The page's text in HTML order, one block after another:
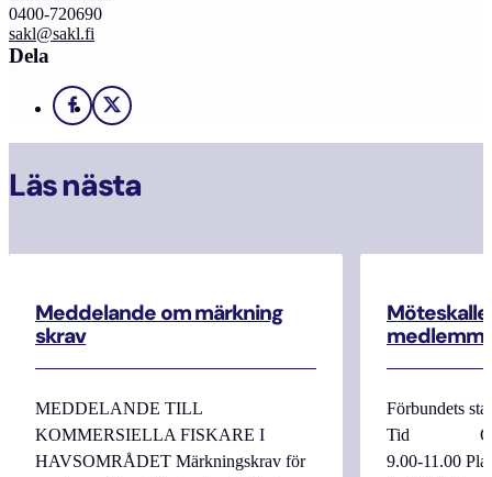
0400-720690
sakl@sakl.fi
Dela
Facebook
X
Läs nästa
Meddelande om märkning
skrav
MEDDELANDE TILL
KOMMERSIELLA FISKARE I
HAVSOMRÅDET Märkningskrav för
Förbundets
Tid
9.00-11.00